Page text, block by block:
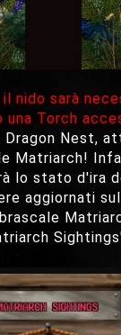
nido sarà
una Torch
Dragon Nest,
Matriarch!
lo stato d'ira
aggiornati